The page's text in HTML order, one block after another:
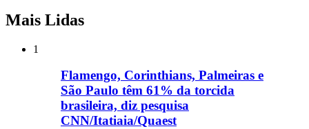
Mais Lidas
1
Flamengo, Corinthians, Palmeiras e
São Paulo têm 61% da torcida
brasileira, diz pesquisa
CNN/Itatiaia/Quaest